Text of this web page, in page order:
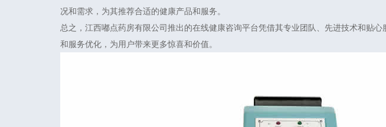
况和需求，为其推荐合适的健康产品和服务。
总之，江西嘟点药房有限公司推出的在线健康咨询平台凭借其专业团队、先进技术和贴
和服务优化，为用户带来更多惊喜和价值。